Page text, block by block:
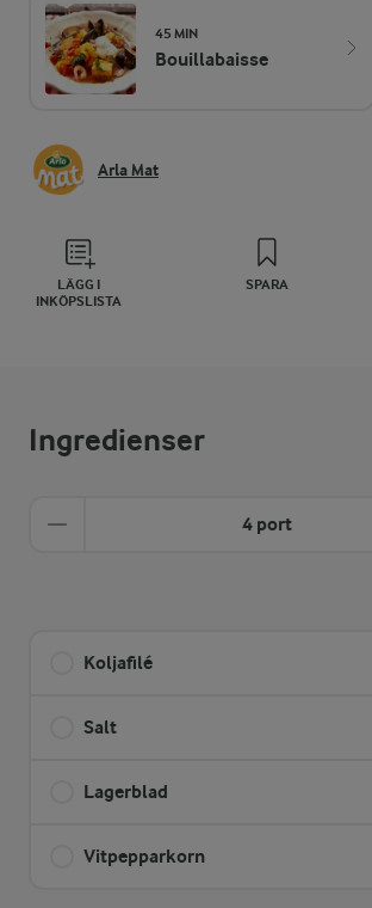
45 MIN
Bouillabaisse
Arla Mat
LÄGG I
INKÖPSLISTA
SPARA
Ingredienser
4 port
Koljafilé
Salt
Lagerblad
Vitpepparkorn